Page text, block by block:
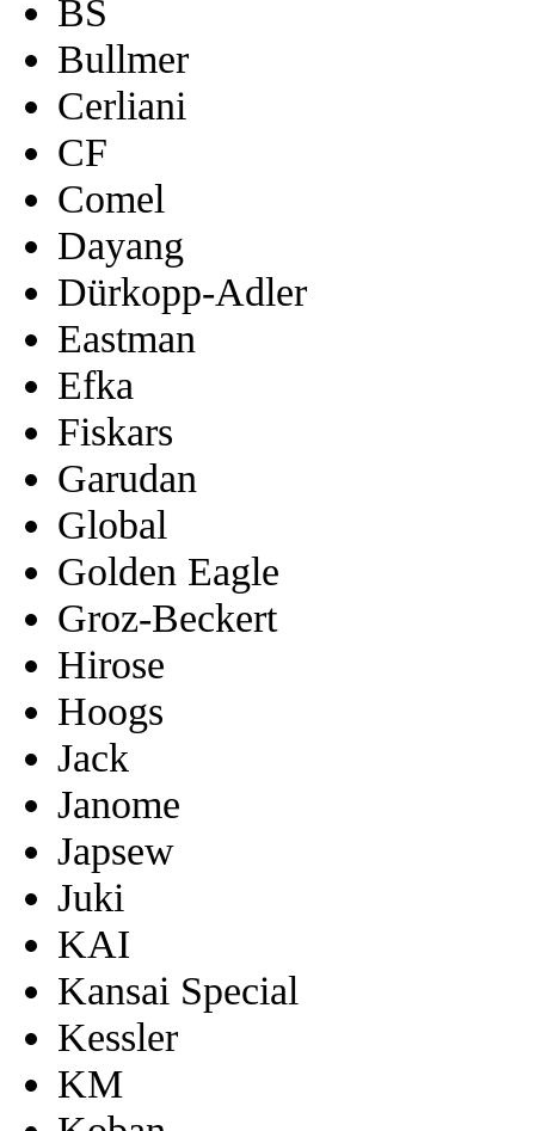
BS
Bullmer
Cerliani
CF
Comel
Dayang
Dürkopp-Adler
Eastman
Efka
Fiskars
Garudan
Global
Golden Eagle
Groz-Beckert
Hirose
Hoogs
Jack
Janome
Japsew
Juki
KAI
Kansai Special
Kessler
KM